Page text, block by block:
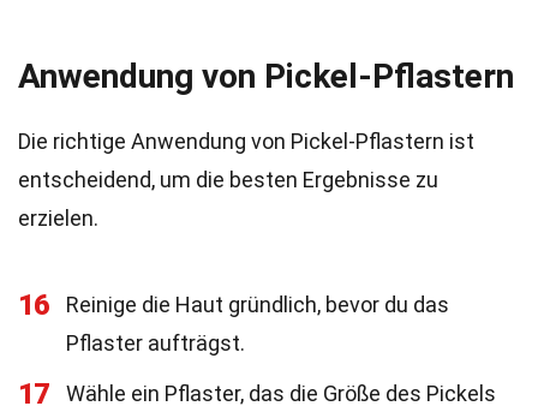
Anwendung von Pickel-Pflastern
Die richtige Anwendung von Pickel-Pflastern ist
entscheidend, um die besten Ergebnisse zu
erzielen.
16
Reinige die Haut gründlich, bevor du das
Pflaster aufträgst.
17
Wähle ein Pflaster, das die Größe des Pickels